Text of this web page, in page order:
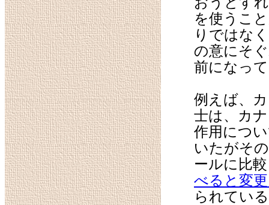
を使うこ
りではな
の意にそ
前になっ
例えば、
士は、カ
作用につ
いたがそ
ールに比
べると変
られてい